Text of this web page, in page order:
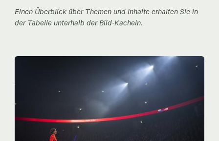
Einen Überblick über Themen und Inhalte erhalten Sie in
der Tabelle unterhalb der Bild-Kacheln.